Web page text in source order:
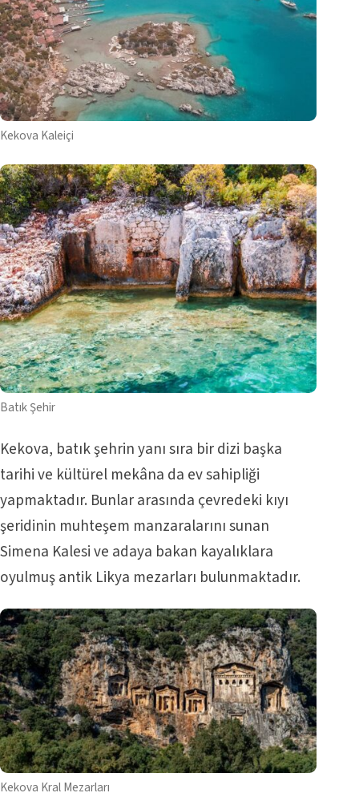
Kekova Kaleiçi
Batık Şehir
Kekova, batık şehrin yanı sıra bir dizi başka
tarihi ve kültürel mekâna da ev sahipliği
yapmaktadır. Bunlar arasında çevredeki kıyı
şeridinin muhteşem manzaralarını sunan
Simena Kalesi ve adaya bakan kayalıklara
oyulmuş antik Likya mezarları bulunmaktadır.
Kekova Kral Mezarları